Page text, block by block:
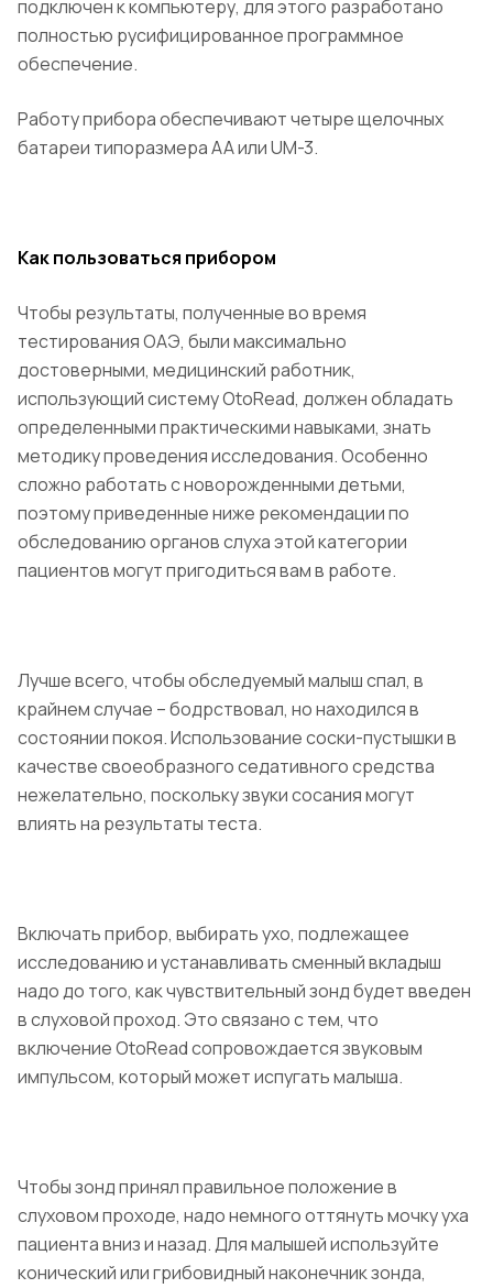
подключен к компьютеру, для этого разработано
полностью русифицированное программное
обеспечение.
Работу прибора обеспечивают четыре щелочных
батареи типоразмера АА или UM-3.
Как пользоваться прибором
Чтобы результаты, полученные во время
тестирования ОАЭ, были максимально
достоверными, медицинский работник,
использующий систему OtoRead, должен обладать
определенными практическими навыками, знать
методику проведения исследования. Особенно
сложно работать с новорожденными детьми,
поэтому приведенные ниже рекомендации по
обследованию органов слуха этой категории
пациентов могут пригодиться вам в работе.
Лучше всего, чтобы обследуемый малыш спал, в
крайнем случае – бодрствовал, но находился в
состоянии покоя. Использование соски-пустышки в
качестве своеобразного седативного средства
нежелательно, поскольку звуки сосания могут
влиять на результаты теста.
Включать прибор, выбирать ухо, подлежащее
исследованию и устанавливать сменный вкладыш
надо до того, как чувствительный зонд будет введен
в слуховой проход. Это связано с тем, что
включение OtoRead сопровождается звуковым
импульсом, который может испугать малыша.
Чтобы зонд принял правильное положение в
слуховом проходе, надо немного оттянуть мочку уха
пациента вниз и назад. Для малышей используйте
конический или грибовидный наконечник зонда,